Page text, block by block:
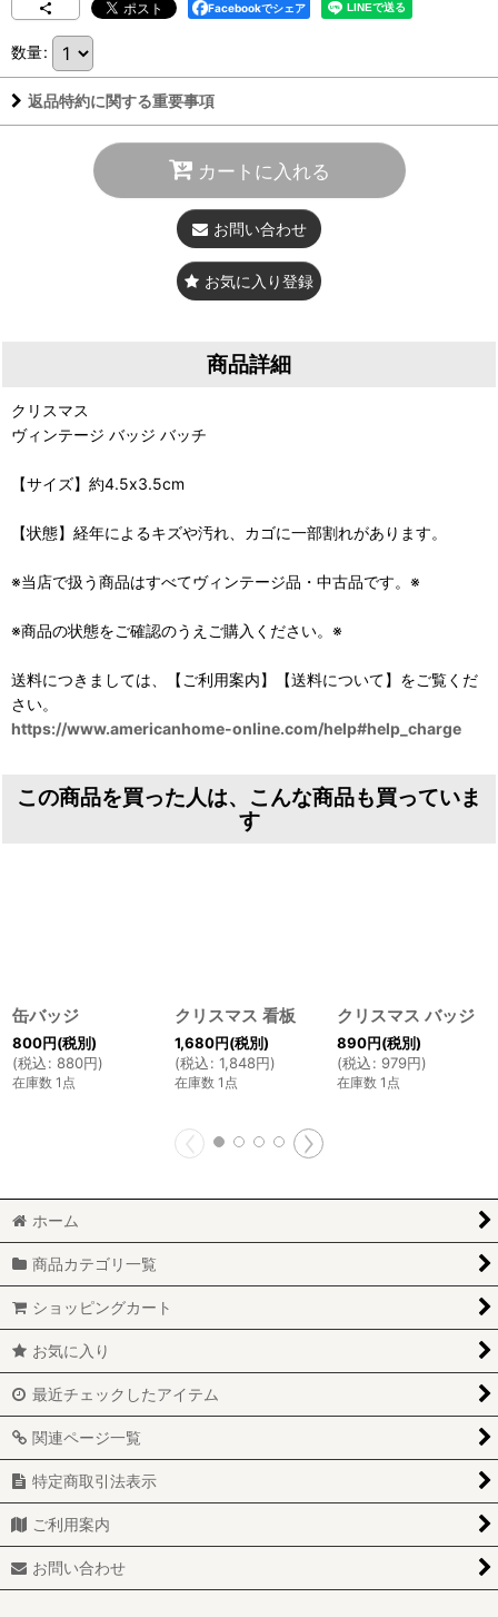
Facebookでシェア
数量:
返品特約に関する重要事項
カートに入れる
お問い合わせ
お気に入り登録
商品詳細
クリスマス
ヴィンテージ バッジ バッチ
【サイズ】約4.5x3.5cm
【状態】経年によるキズや汚れ、カゴに一部割れがあります。
※当店で扱う商品はすべてヴィンテージ品・中古品です。※
※商品の状態をご確認のうえご購入ください。※
送料につきましては、【ご利用案内】【送料について】をご覧くだ
さい。
https://www.americanhome-online.com/help#help_charge
この商品を買った人は、こんな商品も買っていま
す
缶バッジ
800円(税別)
(税込: 880円)
在庫数 1点
クリスマス 看板
1,680円(税別)
(税込: 1,848円)
在庫数 1点
クリスマス バッジ
890円(税別)
(税込: 979円)
在庫数 1点
ホーム
商品カテゴリ一覧
ショッピングカート
お気に入り
最近チェックしたアイテム
関連ページ一覧
特定商取引法表示
ご利用案内
お問い合わせ